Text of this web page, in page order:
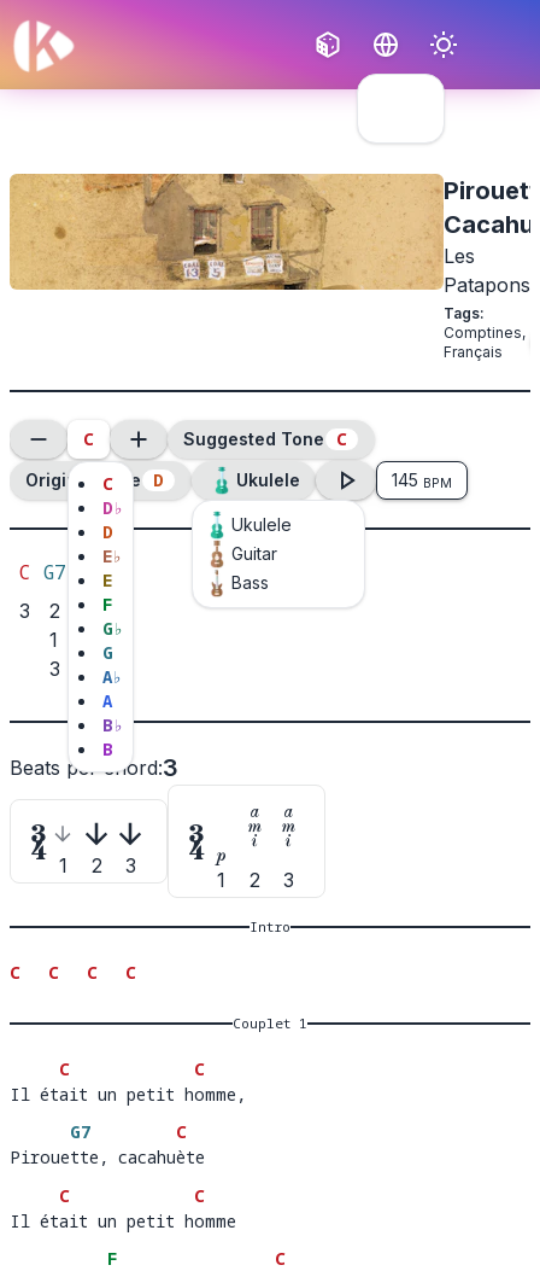
Les
Patapons
Tags:
Comptines,
Français
C
C
D♭
D
E♭
E
F
G♭
G
A♭
A
B♭
B
Suggested Tone C
Original Tone D Ukulele
Ukulele
Guitar
Bass
145 BPM
C
3
G7
2
1
3
F
2
1
Beats per chord:3
 1 2 3  






1 2 3
Intro
C C C C
Couplet 1
Il ét
C
ait un petit h
C
omme,
Il était un petit homme,
Piroue
G7
tte, cacahu
C
è
Pirouette, cacahuète
Il ét
C
ait un petit h
C
o
Il était un petit homme
F
C